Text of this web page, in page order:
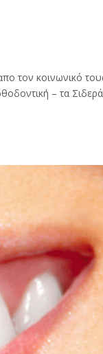
τον κοινωνικό
– τα